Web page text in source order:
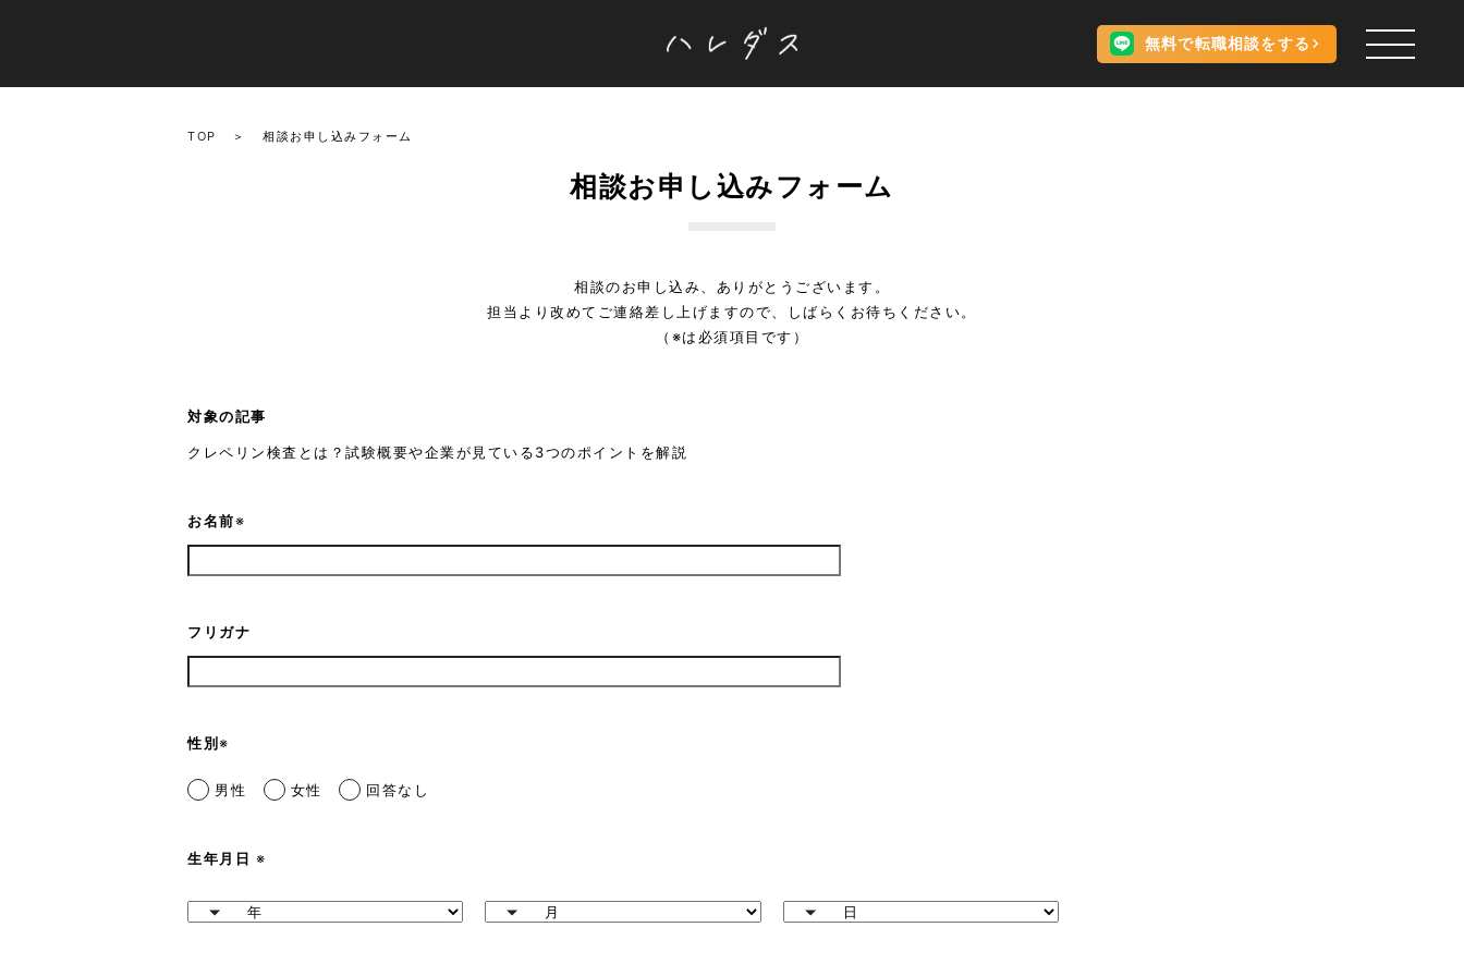
無料で転職相談をする
TOP 相談お申し込みフォーム
相談お申し込みフォーム
相談のお申し込み、ありがとうございます。
担当より改めてご連絡差し上げますので、しばらくお待ちください。
（※は必須項目です）
対象の記事
クレペリン検査とは？試験概要や企業が見ている3つのポイントを解説
お名前※
フリガナ
性別 ※
男性 女性 回答なし
生年月日 ※